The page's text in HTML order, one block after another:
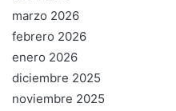
marzo 2026
febrero 2026
enero 2026
diciembre 2025
noviembre 2025